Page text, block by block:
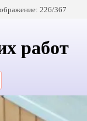
226/367
работ